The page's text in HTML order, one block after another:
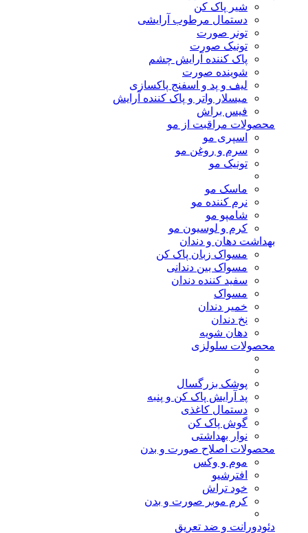
شیر پاک کن
دستمال مرطوب آرایشی
تونر صورت
تونیک صورت
پاک کننده آرایش چشم
شوینده صورت
لیف و پد و اسفنج پاکسازی
میسلار واتر و پاک کننده آرایش
فیس براش
محصولات مراقبت از مو
اسپری مو
سرم و روغن مو
تونیک مو
ماسک مو
نرم کننده مو
شامپو مو
کرم و لوسیون مو
بهداشت دهان و دندان
مسواک زبان پاک کن
مسواک بین دندانی
سفید کننده دندان
مسواک
خمیر دندان
نخ دندان
دهان شویه
محصولات سلولزی
پوشک بزرگسال
پد آرایش پاک کن و پنبه
دستمال کاغذی
گوش پاک کن
نوار بهداشتی
محصولات اصلاح صورت و بدن
موم و وکس
افترشیو
خود تراش
کرم موبر صورت و بدن
دئودورانت و ضد تعریق